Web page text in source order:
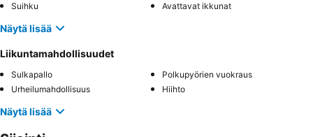
Suihku
Avattavat ikkunat
Näytä lisää
Liikuntamahdollisuudet
Sulkapallo
Polkupyörien vuokraus
Urheilumahdollisuus
Hiihto
Näytä lisää